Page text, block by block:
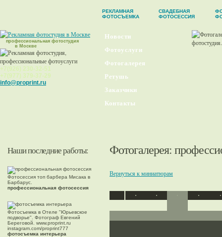
РЕКЛАМНАЯ
ФОТОСЪЕМКА
СВАДЕБНАЯ
ФОТОСЕССИЯ
профессиональная фотостудия
в Москве
+7(926) 230-32-51
+7(977) 379-37-29
info@proprint.ru
Новости
Фотоуслуги
Фотогалерея
Ретушь
Заказчики
Контакты
Наши последние работы:
Фотосессия топ барбера Мисака в
Барбарус.
профессиональная фотосессия
Фотосъемка в Отеле "Юрьевское
подворье". Фотограф Евгений
Береговой. www.proprint.ru
instagram.com/proprint777
фотосъемка интерьера
Фотогалерея:
Вернуться к миниатюрам